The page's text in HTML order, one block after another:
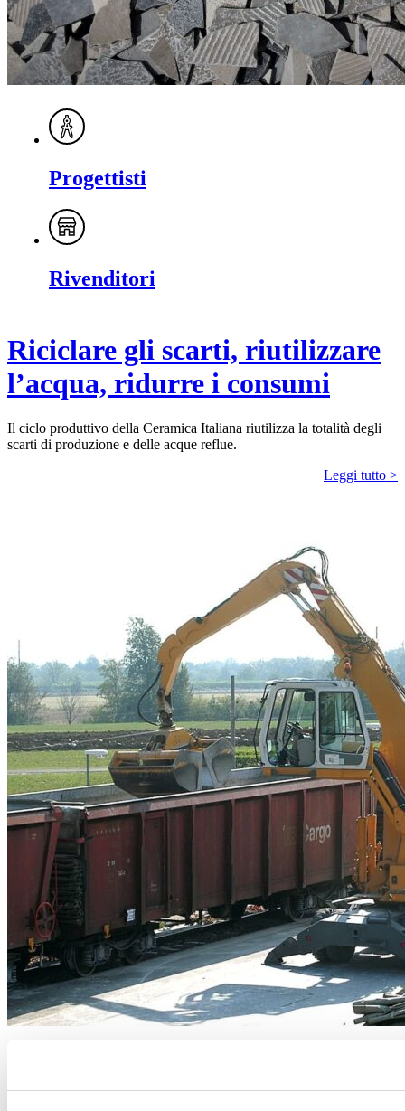
Progettisti
Rivenditori
Riciclare gli scarti, riutilizzare
l’acqua, ridurre i consumi
Il ciclo produttivo della Ceramica Italiana riutilizza la totalità degli
scarti di produzione e delle acque reflue.
Leggi tutto >